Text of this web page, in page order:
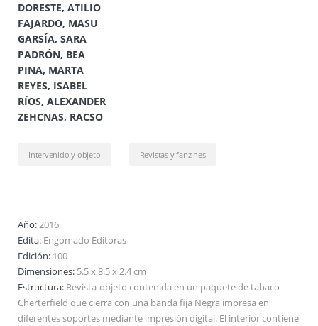
DORESTE, ATILIO
FAJARDO, MASU
GARSÍA, SARA
PADRÓN, BEA
PINA, MARTA
REYES, ISABEL
RÍOS, ALEXANDER
ZEHCNAS, RACSO
Intervenido y objeto Revistas y fanzines
Año:2016
Edita: Engomado Editoras
Edición: 100
Dimensiones: 5.5 x 8.5 x 2.4 cm
Estructura: Revista-objeto contenida en un paquete de tabaco
Cherterfield que cierra con una banda fija Negra impresa en
diferentes soportes mediante impresión digital. El interior contiene